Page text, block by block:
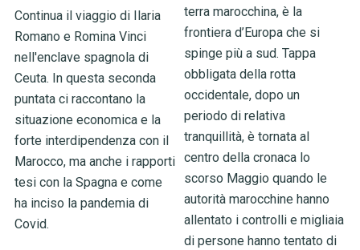
Continua il viaggio di Ilaria
Romano e Romina Vinci
nell'enclave spagnola di
Ceuta. In questa seconda
puntata ci raccontano la
situazione economica e la
forte interdipendenza con il
Marocco, ma anche i rapporti
tesi con la Spagna e come
ha inciso la pandemia di
Covid.
terra marocchina, è la
frontiera d’Europa che si
spinge più a sud. Tappa
obbligata della rotta
occidentale, dopo un
periodo di relativa
tranquillità, è tornata al
centro della cronaca lo
scorso Maggio quando le
autorità marocchine hanno
allentato i controlli e migliaia
di persone hanno tentato di